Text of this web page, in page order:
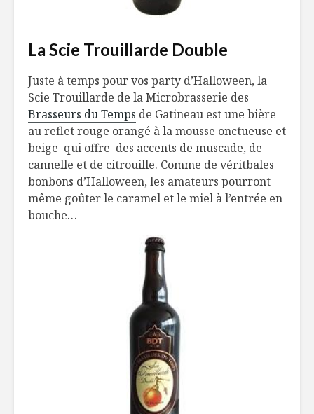
La Scie Trouillarde Double
Juste à temps pour vos party d’Halloween, la
Scie Trouillarde de la Microbrasserie des
Brasseurs du Temps de Gatineau est une bière
au reflet rouge orangé à la mousse onctueuse et
beige qui offre des accents de muscade, de
cannelle et de citrouille. Comme de véritbales
bonbons d’Halloween, les amateurs pourront
même goûter le caramel et le miel à l’entrée en
bouche…